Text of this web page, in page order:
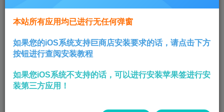
– 免费商店
– 所有皮肤已购买
– 所有武器已购买
本站所有应用均已进行无任何弹窗
如果您的iOS系统支持巨商店安装要求的话，请点击下方
按钮进行查阅安装教程
如果您iOS系统不支持的话，可以进行安装苹果签进行安
装第三方应用！